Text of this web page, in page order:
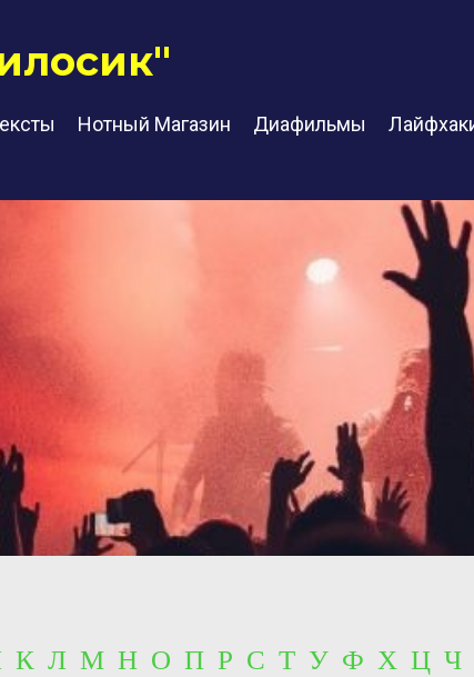
Нотный Магазин Диафильмы
К Л М Н О П Р С Т У Ф Х Ц